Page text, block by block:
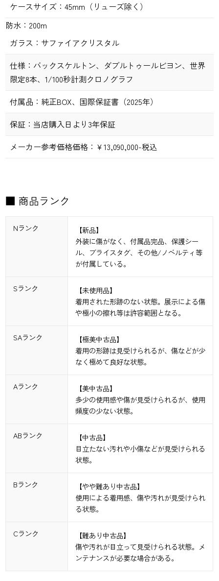
ケースサイズ： 45mm （リューズ除く）
防水： 200m
ガラス： サファイアクリスタル
仕様： バックスケルトン、ダブルトゥールビヨン、世界
限定8本、1/100秒計測クロノグラフ
付属品： 純正BOX、国際保証書（2025年）
保証： 当店購入日より 3年保証
メーカー参考価格価格： ￥13,090,000-税込
■ 商品ランク
Nランク
【新品】
外装に傷がなく、付属品完品、保護シー
ル、ブライスタグ、その他/ノベルティ等
が付属している。
Sランク
【未使用品】
着用された形跡のない状態。展示による傷
や極小の擦れ等は許容範囲となる。
SAランク
【極美中古品】
着用の形跡は見受けられるが、傷などが少
なく極めて良好な状態。
Aランク
【美中古品】
多少の使用感や傷が見受けられるが、使用
頻度の少ない状態。
ABランク
【中古品】
目立たない汚れや小傷などが見受けられる
状態。
Bランク
【やや難あり中古品】
使用による着用感、傷や汚れが見受けられ
る状態。
Cランク
【難あり中古品】
傷や汚れが目立って見受けられる状態。メ
ンテナンスが必要な場合がある。